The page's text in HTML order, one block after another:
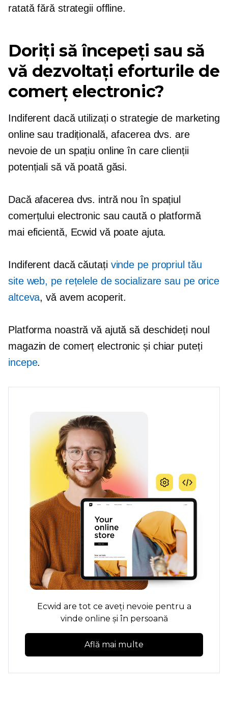
ratată fără strategii offline.
Doriți să începeți sau să
vă dezvoltați eforturile de
comerț electronic?
Indiferent dacă utilizați o strategie de marketing
online sau tradițională, afacerea dvs. are
nevoie de un spațiu online în care clienții
potențiali să vă poată găsi.
Dacă afacerea dvs. intră nou în spațiul
comerțului electronic sau caută o platformă
mai eficientă, Ecwid vă poate ajuta.
Indiferent dacă căutați vinde pe propriul tău
site web, pe rețelele de socializare sau pe orice
altceva, vă avem acoperit.
Platforma noastră vă ajută să deschideți noul
magazin de comerț electronic și chiar puteți
incepe.
Ecwid are tot ce aveți nevoie pentru a
vinde online și în persoană
Află mai multe